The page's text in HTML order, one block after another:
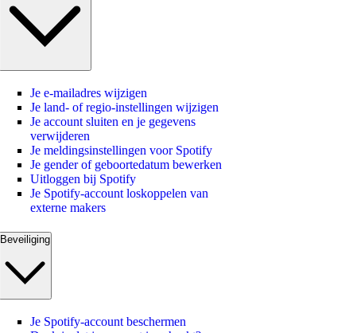
Je e-mailadres wijzigen
Je land- of regio-instellingen wijzigen
Je account sluiten en je gegevens
verwijderen
Je meldingsinstellingen voor Spotify
Je gender of geboortedatum bewerken
Uitloggen bij Spotify
Je Spotify-account loskoppelen van
externe makers
Beveiliging
Je Spotify-account beschermen